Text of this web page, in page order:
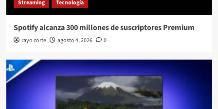
Streaming Tecnología
Spotify alcanza 300 millones de suscriptores Premium
rayo corte agosto 4, 2026 0